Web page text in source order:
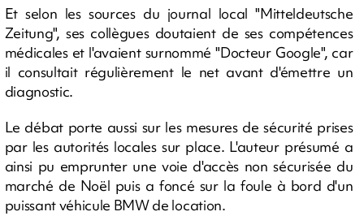
Et selon les sources du journal local "Mitteldeutsche
Zeitung", ses collègues doutaient de ses compétences
médicales et l'avaient surnommé "Docteur Google", car
il consultait régulièrement le net avant d'émettre un
diagnostic.
Le débat porte aussi sur les mesures de sécurité prises
par les autorités locales sur place. L'auteur présumé a
ainsi pu emprunter une voie d'accès non sécurisée du
marché de Noël puis a foncé sur la foule à bord d'un
puissant véhicule BMW de location.